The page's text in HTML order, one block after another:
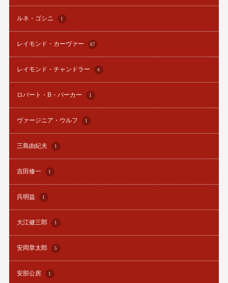
ルネ・ゴシニ 1
レイモンド・カーヴァー 67
レイモンド・チャンドラー 4
ロバート・B・パーカー 1
ヴァージニア・ウルフ 1
三島由紀夫 1
吉田修一 1
呉明益 1
大江健三郎 1
安岡章太郎 5
安部公房 1